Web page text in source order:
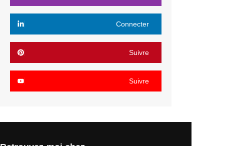
Connecter
Suivre
Suivre